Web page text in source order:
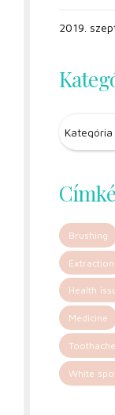
2019.
Brushing
Extraction
Health
Medicine
Toothache
White